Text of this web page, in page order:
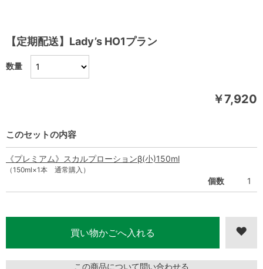
【定期配送】Lady’s HO1プラン
￥7,920
数量
このセットの内容
《プレミアム》スカルプローションβ(小)150ml
（150ml×1本 通常購入）
個数 1
この商品について問い合わせる